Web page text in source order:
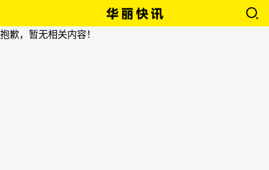
抱歉，暂无相关内容！